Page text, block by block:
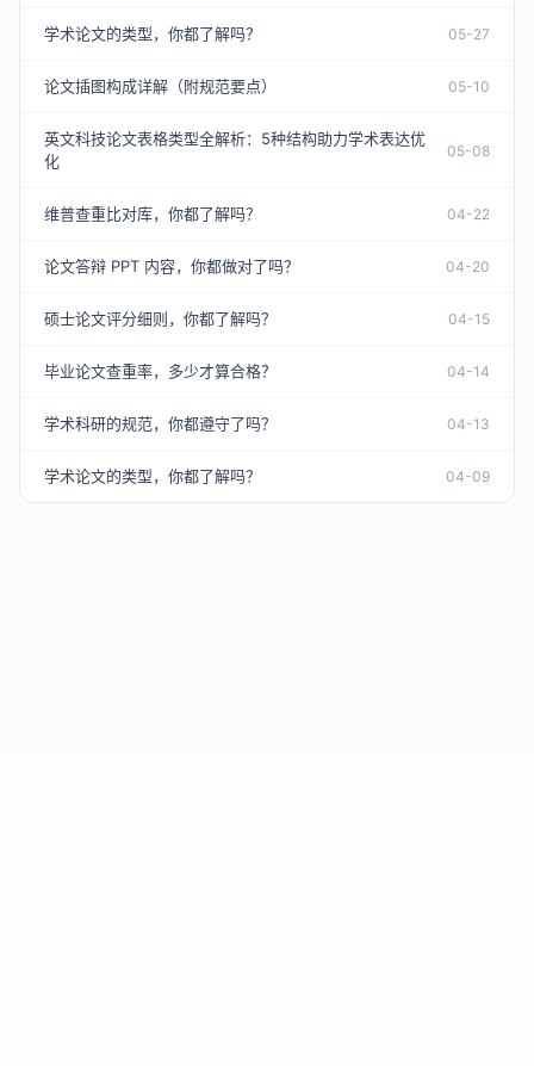
学术论文的类型，你都了解吗？ 05-27
论文插图构成详解（附规范要点） 05-10
英文科技论文表格类型全解析：5种结构助力学术表达优
化
05-08
维普查重比对库，你都了解吗？ 04-22
论文答辩 PPT 内容，你都做对了吗？ 04-20
硕士论文评分细则，你都了解吗？ 04-15
毕业论文查重率，多少才算合格？ 04-14
学术科研的规范，你都遵守了吗？ 04-13
学术论文的类型，你都了解吗？ 04-09